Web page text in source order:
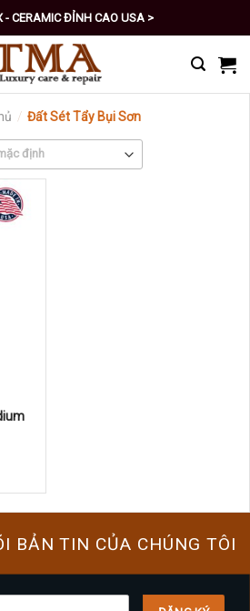
- CERAMIC ĐỈNH CAO USA >
TỰ CHĂM SÓC XE SỐ 1 >
/ Đất Sét Tẩy Bụi Sơn
BẢN TIN CỦA CHÚNG TÔI